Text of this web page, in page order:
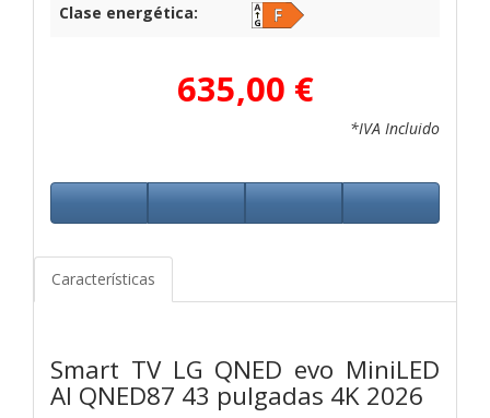
Clase energética:
635,00 €
*IVA Incluido
Características
Smart TV LG QNED evo MiniLED
AI QNED87 43 pulgadas 4K 2026